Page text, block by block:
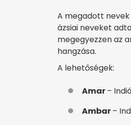
A megadott
ázsiai neveket
megegyezzen az
hangzása.
A lehetőségek:
Amar–
Ambar–